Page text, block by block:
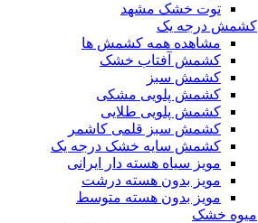
توت خشک مشهد
کشمش درجه یک
مشاهده همه کشمش ها
کشمش آفتاب خشک
کشمش سبز
کشمش پلویی مشکی
کشمش پلویی طلایی
کشمش سبز قلمی کاشمر
کشمش سایه خشک درجه یک
مویز سیاه هسته دار ایرانی
مویز بدون هسته درشت
مویز بدون هسته متوسط
میوه خشک